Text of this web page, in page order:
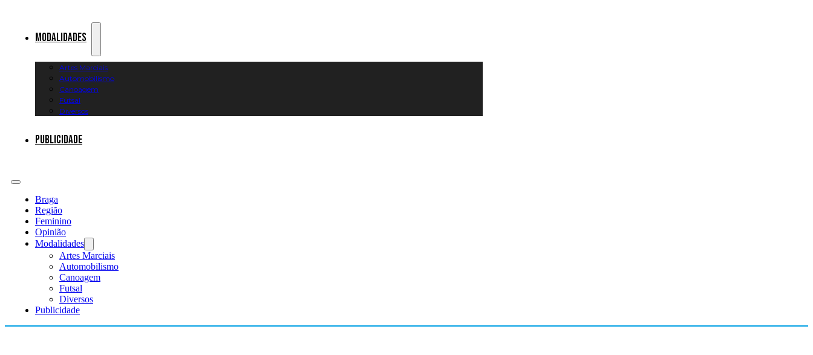
Modalidades
Artes Marciais
Automobilismo
Canoagem
Futsal
Diversos
Publicidade
Braga
Região
Feminino
Opinião
Modalidades
Artes Marciais
Automobilismo
Canoagem
Futsal
Diversos
Publicidade